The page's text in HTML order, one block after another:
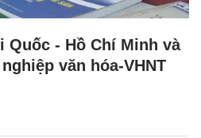
Quốc - Hồ Chí Minh và
văn hóa-VHNT